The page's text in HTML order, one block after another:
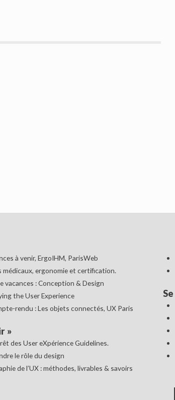
à venir, ErgoIHM, ParisWeb
médicaux, ergonomie et certification.
vacances : Conception & Design
the User Experience
rendu : Les objets connectés, UX Paris
»
des User eXpérience Guidelines.
le rôle du design
de l’UX : méthodes, livrables & savoirs